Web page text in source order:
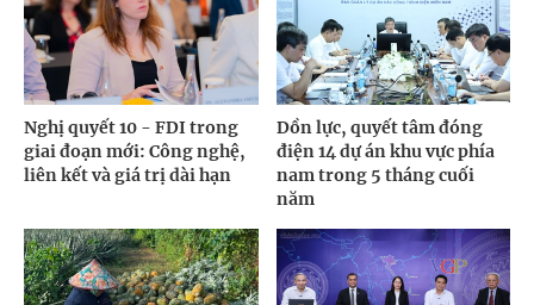
Nghị quyết 10 - FDI trong
giai đoạn mới: Công nghệ,
liên kết và giá trị dài hạn
Dồn lực, quyết tâm đóng
điện 14 dự án khu vực phía
nam trong 5 tháng cuối
năm